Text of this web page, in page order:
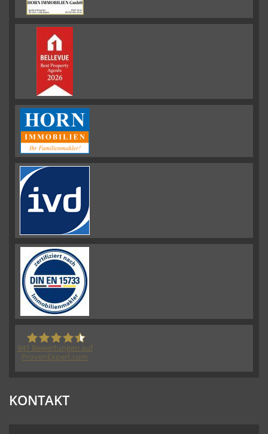
HORN IMMOBILIEN GmbH
941 Bewertungen auf
ProvenExpert.com
KONTAKT